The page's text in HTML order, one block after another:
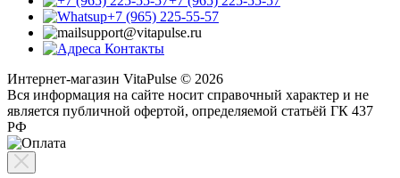
+7 (965) 225-55-57
support@vitapulse.ru
Контакты
Интернет-магазин VitaPulse © 2026
Вся информация на сайте носит справочный характер и не
является публичной офертой, определяемой статьёй ГК 437
РФ